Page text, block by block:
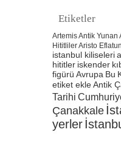
Etiketler
ArtemisAntik Yunan
HititlilerAristo Eflatun
istanbul kiliseleri
hititler iskender
figürü Avrupa Bu
etiket ekleAntik
Tarihi
Çanakkale
yerler